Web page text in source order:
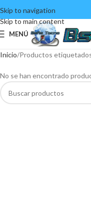
Skip to navigation
Skip to main content
MENÚ
Inicio Productos
No se han encontrado